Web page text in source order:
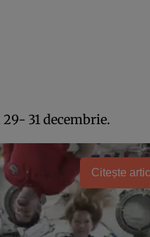
31 decembrie.
Citește